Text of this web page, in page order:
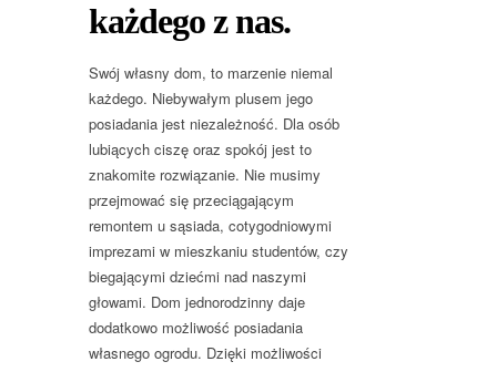
każdego z nas.
Swój własny dom, to marzenie niemal
każdego. Niebywałym plusem jego
posiadania jest niezależność. Dla osób
lubiących ciszę oraz spokój jest to
znakomite rozwiązanie. Nie musimy
przejmować się przeciągającym
remontem u sąsiada, cotygodniowymi
imprezami w mieszkaniu studentów, czy
biegającymi dziećmi nad naszymi
głowami. Dom jednorodzinny daje
dodatkowo możliwość posiadania
własnego ogrodu. Dzięki możliwości